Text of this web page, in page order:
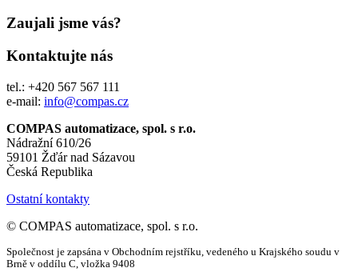
Zaujali jsme vás?
Kontaktujte nás
tel.: +420 567 567 111
e-mail: info@compas.cz
COMPAS automatizace, spol. s r.o.
Nádražní 610/26
59101 Žďár nad Sázavou
Česká Republika
Ostatní kontakty
© COMPAS automatizace, spol. s r.o.
Společnost je zapsána v Obchodním rejstříku, vedeného u Krajského soudu v
Brně v oddílu C, vložka 9408